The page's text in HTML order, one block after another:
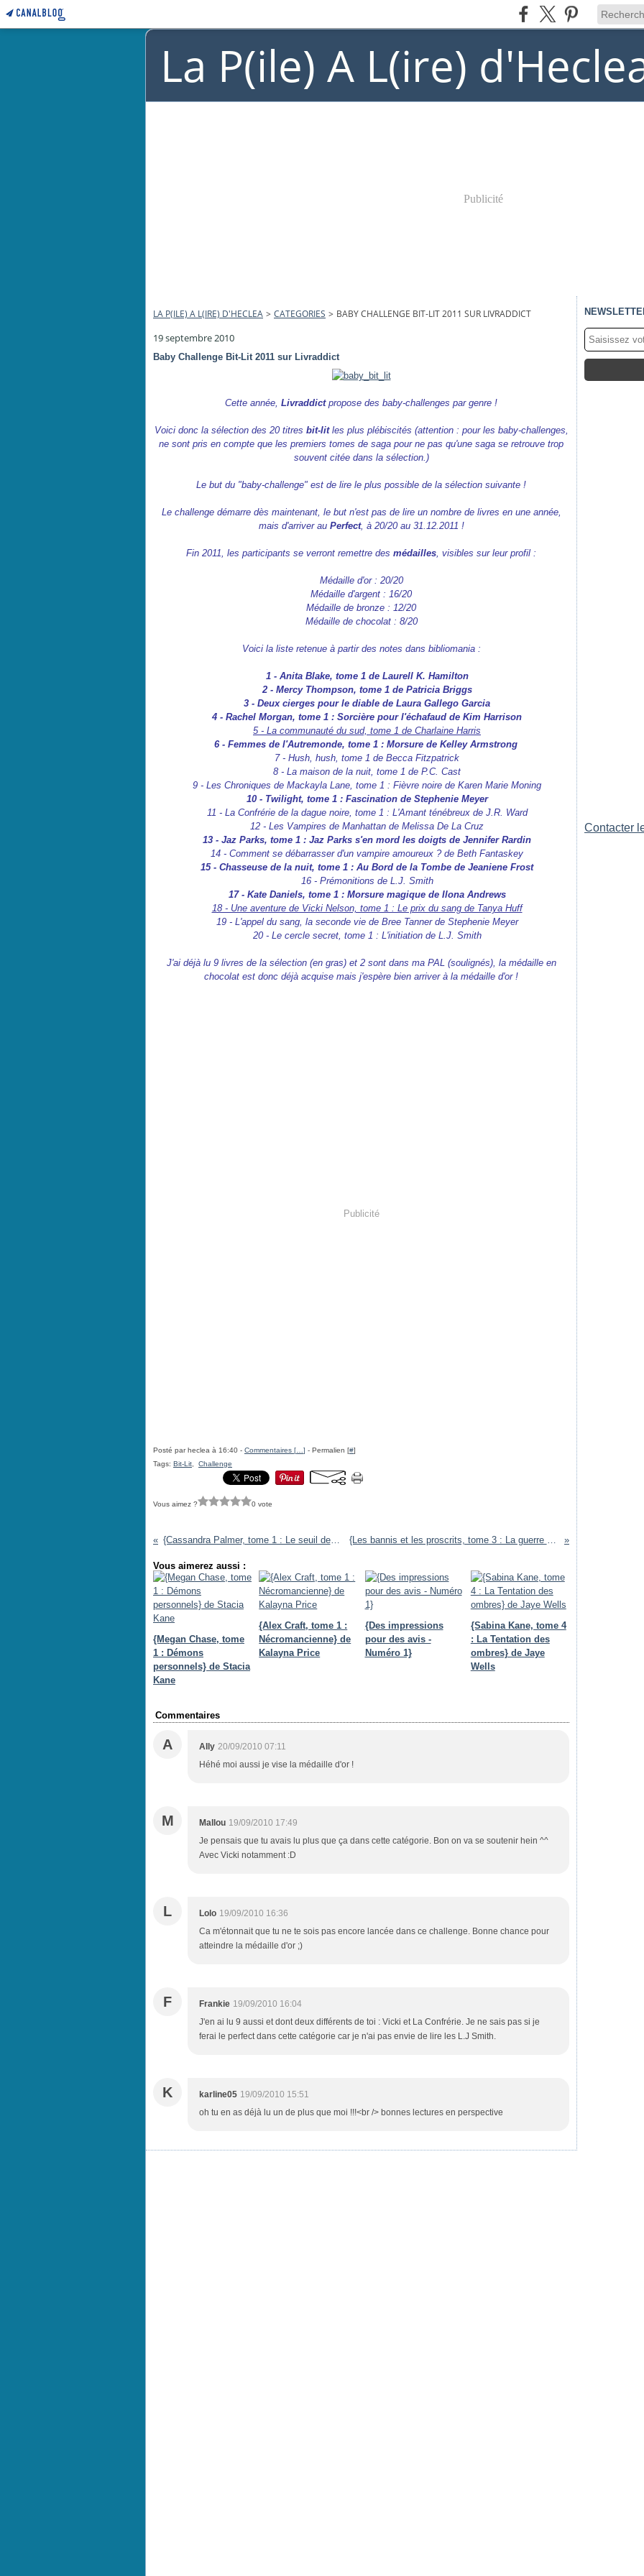
La P(ile) A L(ire)
Publicité
LA P(ILE) A L(IRE) D'HECLEA > CATEGORIES > BABY CHALLENGE BIT-LIT 2011 SUR LIVRADDICT
19 septembre 2010
Baby Challenge Bit-Lit 2011 sur Livraddict
Cette année, Livraddict propose des baby-challenges par genre !
Voici donc la sélection des 20 titres bit-litles plus plébiscités (attention : pour les baby-challenges,
ne sont pris en compte que les premiers tomes de saga pour ne pas qu'une saga se retrouve trop
souvent citée dans la sélection.)
Le but du "baby-challenge" est de lire le plus possible de la sélection suivante !
Le challenge démarre dès maintenant, le but n'est pas de lire un nombre de livres en une année,
mais d'arriver au Perfect, à 20/20 au 31.12.2011 !
Fin 2011, les participants se verront remettre des médailles, visibles sur leur profil :
Médaille d'or : 20/20
Médaille d'argent : 16/20
Médaille de bronze : 12/20
Médaille de chocolat : 8/20
Voici la liste retenue à partir des notes dans bibliomania :
1 - Anita Blake, tome 1 de Laurell K. Hamilton
2 - Mercy Thompson, tome 1 de Patricia Briggs
3 - Deux cierges pour le diable de Laura Gallego Garcia
4 - Rachel Morgan, tome 1 : Sorcière pour l'échafaud de Kim Harrison
5 - La communauté du sud, tome 1 de Charlaine Harris
6 - Femmes de l'Autremonde, tome 1 : Morsure de Kelley Armstrong
7 - Hush, hush, tome 1 de Becca Fitzpatrick
8 - La maison de la nuit, tome 1 de P.C. Cast
9 - Les Chroniques de Mackayla Lane, tome 1 : Fièvre noire de Karen Marie Moning
10 - Twilight, tome 1 : Fascination de Stephenie Meyer
11 - La Confrérie de la dague noire, tome 1 : L'Amant ténébreux de J.R. Ward
12 - Les Vampires de Manhattan de Melissa De La Cruz
13 - Jaz Parks, tome 1 : Jaz Parks s'en mord les doigts de Jennifer Rardin
14 - Comment se débarrasser d'un vampire amoureux ? de Beth Fantaskey
15 - Chasseuse de la nuit, tome 1 : Au Bord de la Tombe de Jeaniene Frost
16 - Prémonitions de L.J. Smith
17 - Kate Daniels, tome 1 : Morsure magique de Ilona Andrews
18 - Une aventure de Vicki Nelson, tome 1 : Le prix du sang de Tanya Huff
19 - L'appel du sang, la seconde vie de Bree Tanner de Stephenie Meyer
20 - Le cercle secret, tome 1 : L'initiation de L.J. Smith
J'ai déjà lu 9 livres de la sélection (en gras) et 2 sont dans ma PAL (soulignés), la médaille en
chocolat est donc déjà acquise mais j'espère bien arriver à la médaille d'or!
Publicité
Posté par heclea à 16:40 - Commentaires [ ] - Permalien [#]
Tags: Bit-Lit Challenge
Vous aimez ? 0 vote
{Cassandra Palmer, tome 1 : Le seuil des ténèbres} de Karen Chance {Les bannis et les proscrits, tome 3 : La guerre de la Sor'cière} de James Clemens
Vous aimerez aussi :
{Megan Chase, tome
1 : Démons
personnels} de Stacia
Kane
{Alex Craft, tome 1 :
Nécromancienne} de
Kalayna Price
{Des impressions
pour des avis -
Numéro 1}
{Sabina Kane, tome 4
: La Tentation des
ombres} de Jaye
Wells
Commentaires
A AIly 20/09/2010 07:11
Héhé moi aussi je vise la médaille d'or !
M Mallou 19/09/2010 17:49
Je pensais que tu avais lu plus que ça dans cette catégorie. Bon on va se soutenir hein ^^
Avec Vicki notamment :D
L Lolo 19/09/2010 16:36
Ca m'étonnait que tu ne te sois pas encore lancée dans ce challenge. Bonne chance pour
atteindre la médaille d'or ;)
F Frankie 19/09/2010 16:04
J'en ai lu 9 aussi et dont deux différents de toi : Vicki et La Confrérie. Je ne sais pas si je
ferai le perfect dans cette catégorie car je n'ai pas envie de lire les L.J Smith.
K karline05 19/09/2010 15:51
oh tu en as déjà lu un de plus que moi !!!<br /> bonnes lectures en perspective
Contacter